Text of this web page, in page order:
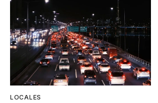
LOCALES